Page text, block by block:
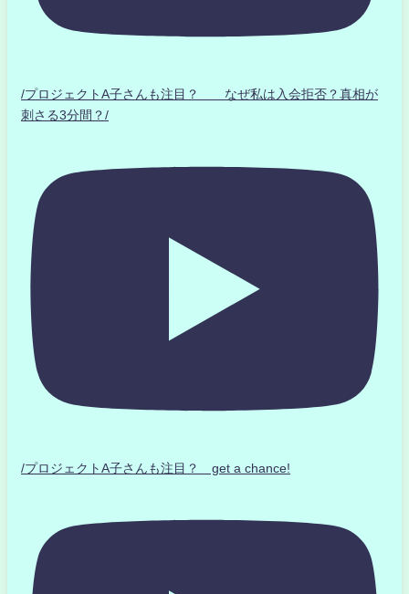
/プロジェクトA子さんも注目？ なぜ私は入会拒否？真相が
刺さる3分間？/
/プロジェクトA子さんも注目？ get a chance!